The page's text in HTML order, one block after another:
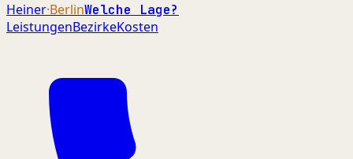
Heiner·BerlinWelche Lage?
LeistungenBezirkeKosten